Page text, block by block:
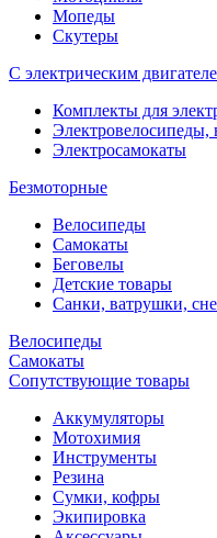
Мопеды
Скутеры
С электрическим
Комплекты для
Электровелосипеды,
Электросамокаты
Безмоторные
Велосипеды
Самокаты
Беговелы
Детские товары
Санки, ватрушки,
Велосипеды
Самокаты
Сопутствующие товары
Аккумуляторы
Мотохимия
Инструменты
Резина
Сумки, кофры
Экипировка